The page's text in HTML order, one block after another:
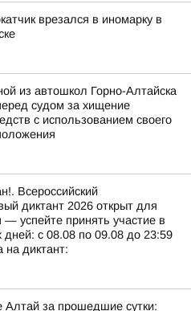
врезался в иномарку в
из автошкол Горно-Алтайска
судом за хищение
с использованием своего
Всероссийский
диктант 2026 открыт для
— успейте принять участие в
дней: с 08.08 по 09.08 до 23:59
на диктант:
Алтай за прошедшие сутки: